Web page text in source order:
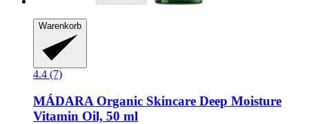
Warenkorb
4.4 (7)
MÁDARA Organic Skincare Deep Moisture
Vitamin Oil, 50 ml